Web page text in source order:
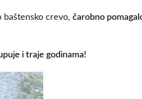
baštensko crevo, čarobno
i traje godinama!